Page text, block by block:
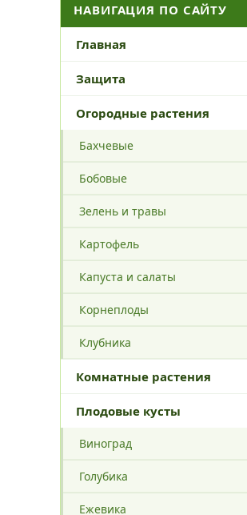
НАВИГАЦИЯ ПО САЙТУ
Главная
Защита
Огородные растения
Бахчевые
Бобовые
Зелень и травы
Картофель
Капуста и салаты
Корнеплоды
Клубника
Комнатные растения
Плодовые кусты
Виноград
Голубика
Ежевика